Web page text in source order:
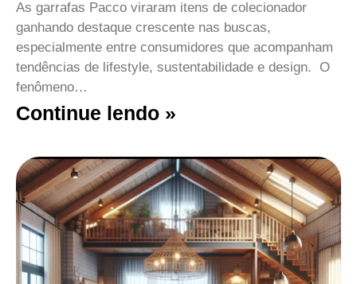
As garrafas Pacco viraram itens de colecionador
ganhando destaque crescente nas buscas,
especialmente entre consumidores que acompanham
tendências de lifestyle, sustentabilidade e design. O
fenômeno…
Continue lendo »